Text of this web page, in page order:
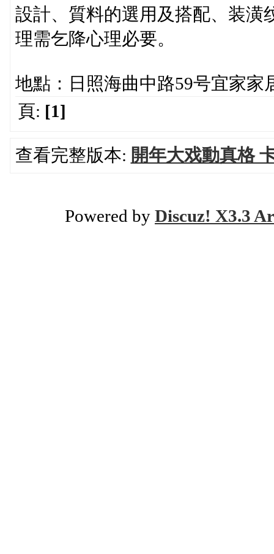
設計、質料的選用及搭配、装潢
理需乞降心理必要。
地點：日照海曲中路59号宜家家
頁: [1]
查看完整版本: 開年大戏動真格
Powered by Discuz! X3.3